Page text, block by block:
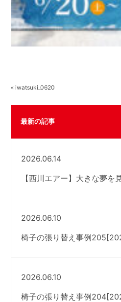
« iwatsuki_0620
最新の記事
2026.06.14
【西川エアー】大きな夢を
2026.06.10
椅子の張り替え事例
2026.06.10
椅子の張り替え事例